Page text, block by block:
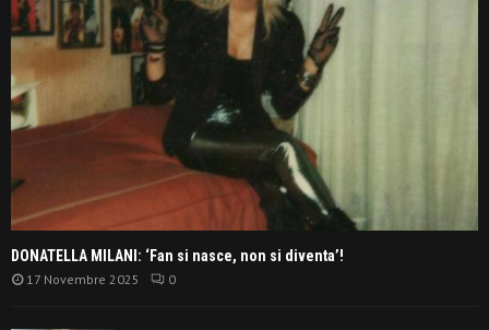
DONATELLA MILANI: ‘Fan si nasce, non si diventa’!
17 Novembre 2025 0